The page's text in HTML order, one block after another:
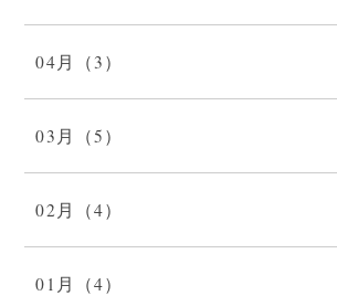
04月（3）
03月（5）
02月（4）
01月（4）